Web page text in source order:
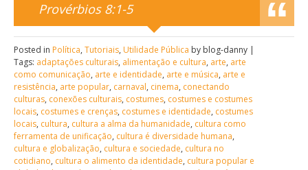
Provérbios 8:1-5
Posted in Política, Tutoriais, Utilidade Pública by blog-danny |
Tags: adaptações culturais, alimentação e cultura, arte, arte
como comunicação, arte e identidade, arte e música, arte e
resistência, arte popular, carnaval, cinema, conectando
culturas, conexões culturais, costumes, costumes e costumes
locais, costumes e crenças, costumes e identidade, costumes
locais, cultura, cultura a alma da humanidade, cultura como
ferramenta de unificação, cultura é diversidade humana,
cultura e globalização, cultura e sociedade, cultura no
cotidiano, cultura o alimento da identidade, cultura popular e